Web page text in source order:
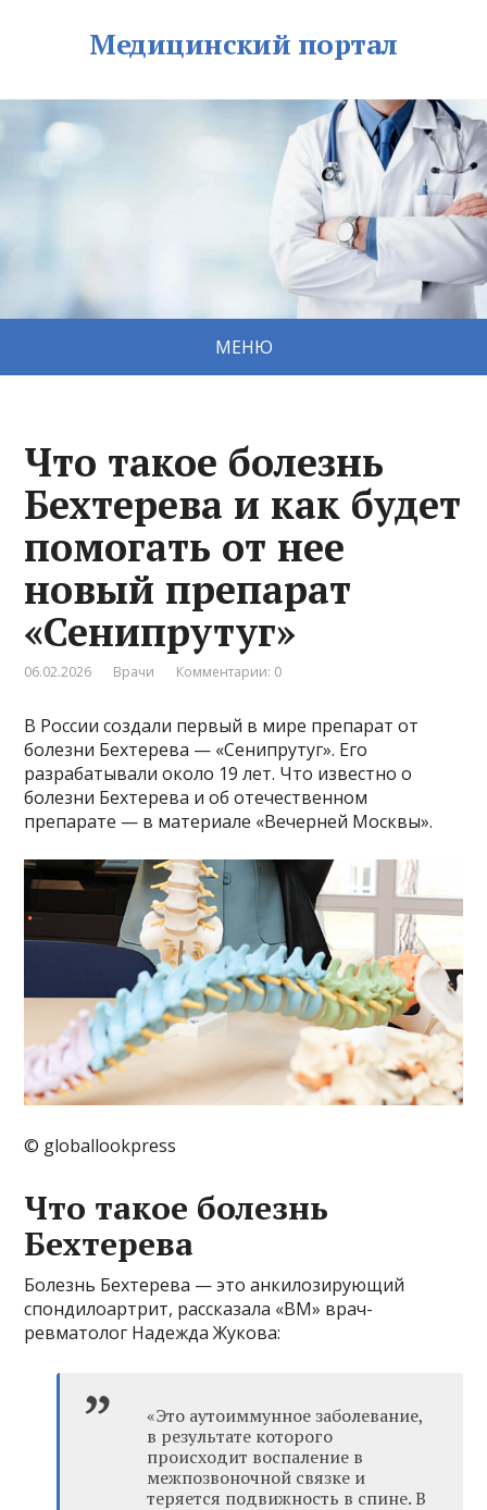
Медицинский портал
МЕНЮ
Что такое болезнь
Бехтерева и как будет
помогать от нее
новый препарат
«Сенипрутуг»
06.02.2026 Врачи Комментарии: 0
В России создали первый в мире препарат от
болезни Бехтерева — «Сенипрутуг». Его
разрабатывали около 19 лет. Что известно о
болезни Бехтерева и об отечественном
препарате — в материале «Вечерней Москвы».
© globallookpress
Что такое болезнь
Бехтерева
Болезнь Бехтерева — это анкилозирующий
спондилоартрит, рассказала «ВМ» врач-
ревматолог Надежда Жукова:
«Это аутоиммунное заболевание,
в результате которого
происходит воспаление в
межпозвоночной связке и
теряется подвижность в спине. В